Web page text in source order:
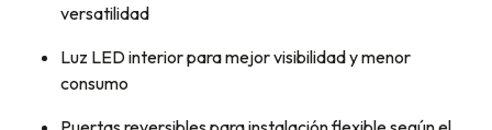
versatilidad
Luz LED interior para mejor visibilidad y menor
consumo